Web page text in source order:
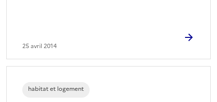
25 avril 2014
habitat et logement